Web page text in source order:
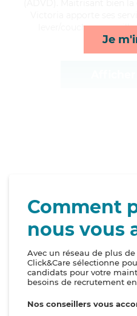
Je
lever/coucher,
Comment
nous vous
Avec un réseau de plus
Click&Care sélectionne
candidats pour votre
besoins de recrutement
Nos conseillers vous